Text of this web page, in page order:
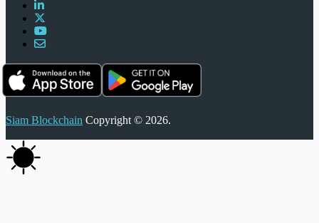
Siam Blockchain Copyright © 2026.